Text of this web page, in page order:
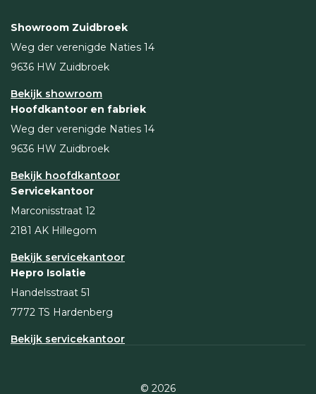
Showroom Zuidbroek
Weg der verenigde Naties 14
9636 HW Zuidbroek
Bekijk showroom
Hoofdkantoor en fabriek
Weg der verenigde Naties 14
9636 HW Zuidbroek
Bekijk hoofdkantoor
Servicekantoor
Marconisstraat 12
2181 AK Hillegom
Bekijk servicekantoor
Hepro Isolatie
Handelsstraat 51
7772 TS Hardenberg
Bekijk servicekantoor
© 2026